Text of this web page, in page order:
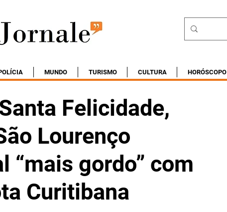
MUNDO TURISMO CULTURA HORÓSCOPO
Felicidade,
Lourenço
“mais gordo” com
Curitibana